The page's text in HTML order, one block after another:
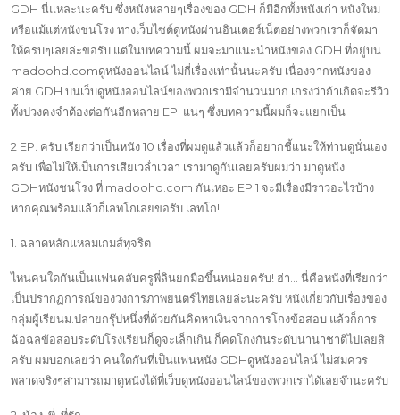
GDH นี่แหละนะครับ ซึ่งหนังหลายๆเรื่องของ GDH ก็มีอีกทั้งหนังเก่า หนังใหม่
หรือแม้แต่หนังชนโรง ทางเว็บไซต์ดูหนังผ่านอินเตอร์เน็ตอย่างพวกเราก็จัดมา
ให้ครบๆเลยล่ะขอรับ แต่ในบทความนี้ ผมจะมาแนะนำหนังของ GDH ที่อยู่บน
madoohd.comดูหนังออนไลน์ ไม่กี่เรื่องเท่านั้นนะครับ เนื่องจากหนังของ
ค่าย GDH บนเว็บดูหนังออนไลน์ของพวกเรามีจำนวนมาก เกรงว่าถ้าเกิดจะรีวิว
ทั้งปวงคงจำต้องต่อกันอีกหลาย EP. แน่ๆ ซึ่งบทความนี้ผมก็จะแยกเป็น
2 EP. ครับ เรียกว่าเป็นหนัง 10 เรื่องที่ผมดูแล้วแล้วก็อยากชี้แนะให้ท่านดูนั่นเอง
ครับ เพื่อไม่ให้เป็นการเสียเวล่ำเวลา เรามาดูกันเลยครับผมว่า มาดูหนัง
GDHหนังชนโรง ที่ madoohd.com กันเหอะ EP.1 จะมีเรื่องมีราวอะไรบ้าง
หากคุณพร้อมแล้วก็เลทโกเลยขอรับ เลทโก!
1. ฉลาดหลักแหลมเกมส์ทุจริต
ไหนคนใดกันเป็นแฟนคลับครูพี่ลินยกมือขึ้นหน่อยครับ! ฮ่า… นี่คือหนังที่เรียกว่า
เป็นปรากฏการณ์ของวงการภาพยนตร์ไทยเลยล่ะนะครับ หนังเกี่ยวกับเรื่องของ
กลุ่มผู้เรียนม.ปลายกรุ๊ปหนึ่งที่ด้วยกันคิดหาเงินจากการโกงข้อสอบ แล้วก็การ
ฉ้อฉลข้อสอบระดับโรงเรียนก็ดูจะเล็กเกิน ก็คดโกงกันระดับนานาชาติไปเลยสิ
ครับ ผมบอกเลยว่า คนใดกันที่เป็นแฟนหนัง GDHดูหนังออนไลน์ ไม่สมควร
พลาดจริงๆสามารถมาดูหนังได้ที่เว็บดูหนังออนไลน์ของพวกเราได้เลยจ๊านะครับ